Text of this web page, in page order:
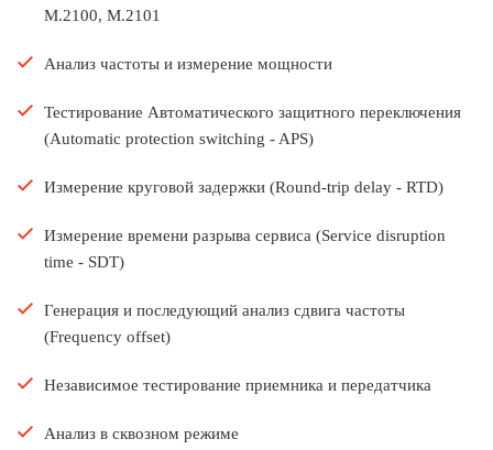
M.2100, M.2101
Анализ частоты и измерение мощности
Тестирование Автоматического защитного переключения
(Automatic protection switching - APS)
Измерение круговой задержки (Round-trip delay - RTD)
Измерение времени разрыва сервиса (Service disruption
time - SDT)
Генерация и последующий анализ сдвига частоты
(Frequency offset)
Независимое тестирование приемника и передатчика
Анализ в сквозном режиме